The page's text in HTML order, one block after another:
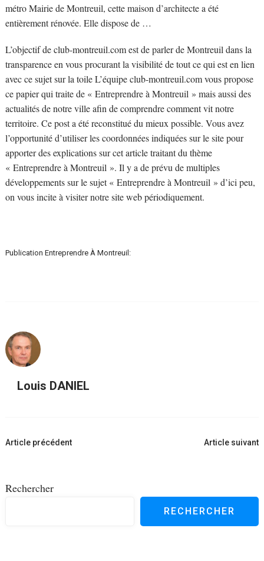
métro Mairie de Montreuil, cette maison d’architecte a été
entièrement rénovée. Elle dispose de …
L’objectif de club-montreuil.com est de parler de Montreuil dans la
transparence en vous procurant la visibilité de tout ce qui est en lien
avec ce sujet sur la toile L’équipe club-montreuil.com vous propose
ce papier qui traite de « Entreprendre à Montreuil » mais aussi des
actualités de notre ville afin de comprendre comment vit notre
territoire. Ce post a été reconstitué du mieux possible. Vous avez
l’opportunité d’utiliser les coordonnées indiquées sur le site pour
apporter des explications sur cet article traitant du thème
« Entreprendre à Montreuil ». Il y a de prévu de multiples
développements sur le sujet « Entreprendre à Montreuil » d’ici peu,
on vous incite à visiter notre site web périodiquement.
Publication Entreprendre À Montreuil:
Louis DANIEL
Navigation
Article précédent Article suivant
Rechercher
RECHERCHER